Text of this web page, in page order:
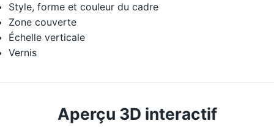
Style, forme et couleur du cadre
Zone couverte
Échelle verticale
Vernis
Aperçu 3D interactif